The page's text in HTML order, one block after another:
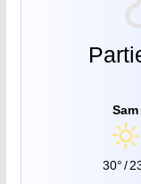
Sam
30°/